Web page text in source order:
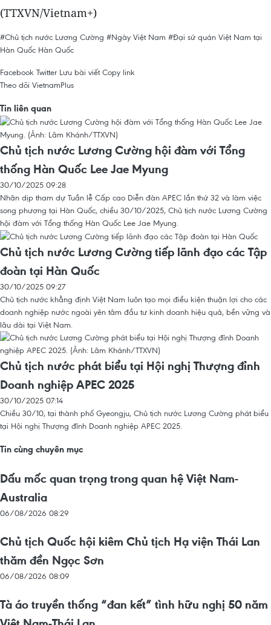
(TTXVN/Vietnam+)
#Chủ tịch nước Lương Cường #Ngày Việt Nam #Đại sứ quán Việt Nam tại
Hàn Quốc Hàn Quốc
Facebook Twitter Lưu bài viết Copy link
Theo dõi VietnamPlus
Tin liên quan
Chủ tịch nước Lương Cường hội đàm với Tổng
thống Hàn Quốc Lee Jae Myung
30/10/2025 09:28
Nhân dịp tham dự Tuần lễ Cấp cao Diễn đàn APEC lần thứ 32 và làm việc
song phương tại Hàn Quốc, chiều 30/10/2025, Chủ tịch nước Lương Cường
hội đàm với Tổng thống Hàn Quốc Lee Jae Myung.
Chủ tịch nước Lương Cường tiếp lãnh đạo các Tập
đoàn tại Hàn Quốc
30/10/2025 09:27
Chủ tịch nước khẳng định Việt Nam luôn tạo mọi điều kiện thuận lợi cho các
doanh nghiệp nước ngoài yên tâm đầu tư kinh doanh hiệu quả, bền vững và
lâu dài tại Việt Nam.
Chủ tịch nước phát biểu tại Hội nghị Thượng đỉnh
Doanh nghiệp APEC 2025
30/10/2025 07:14
Chiều 30/10, tại thành phố Gyeongju, Chủ tịch nước Lương Cường phát biểu
tại Hội nghị Thượng đỉnh Doanh nghiệp APEC 2025.
Tin cùng chuyên mục
Dấu mốc quan trọng trong quan hệ Việt Nam-
Australia
06/08/2026 08:29
Chủ tịch Quốc hội kiêm Chủ tịch Hạ viện Thái Lan
thăm đền Ngọc Sơn
06/08/2026 08:09
Tà áo truyền thống “đan kết” tình hữu nghị 50 năm